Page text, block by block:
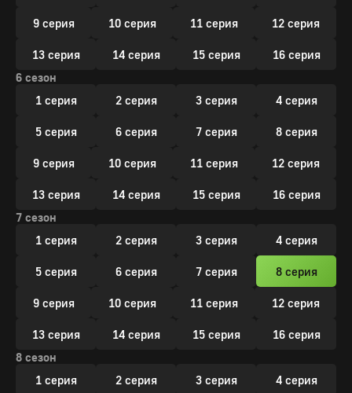
9 серия 10 серия 11 серия 12 серия
13 серия 14 серия 15 серия
16 серия
6 сезон
1 серия
2 серия 3 серия 4 серия
5 серия 6 серия 7 серия 8 серия
9 серия 10 серия 11 серия 12 серия
13 серия 14 серия 15 серия
16 серия
7 сезон
1 серия
2 серия 3 серия 4 серия
5 серия 6 серия 7 серия 8 серия
9 серия 10 серия 11 серия 12 серия
13 серия 14 серия 15 серия
16 серия
8 сезон
1 серия
2 серия 3 серия 4 серия